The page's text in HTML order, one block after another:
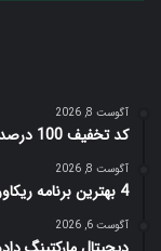
آگوست 8, 2026
کد تخفیف 100 درصدی میهن وب هاست واقعی است؟
آگوست 8, 2026
4 بهترین برنامه ریکاوری گوشی بعد از ریست فکتوری+ دانلود
آگوست 6, 2026